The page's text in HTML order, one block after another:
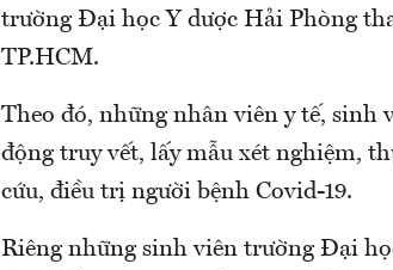
trường Đại học Y dược Hải Phòng
TP.HCM.
Theo đó, những nhân viên y tế, sinh
động truy vết, lấy mẫu xét nghiệm,
cứu, điều trị người bệnh Covid-19.
Riêng những sinh viên trường Đại